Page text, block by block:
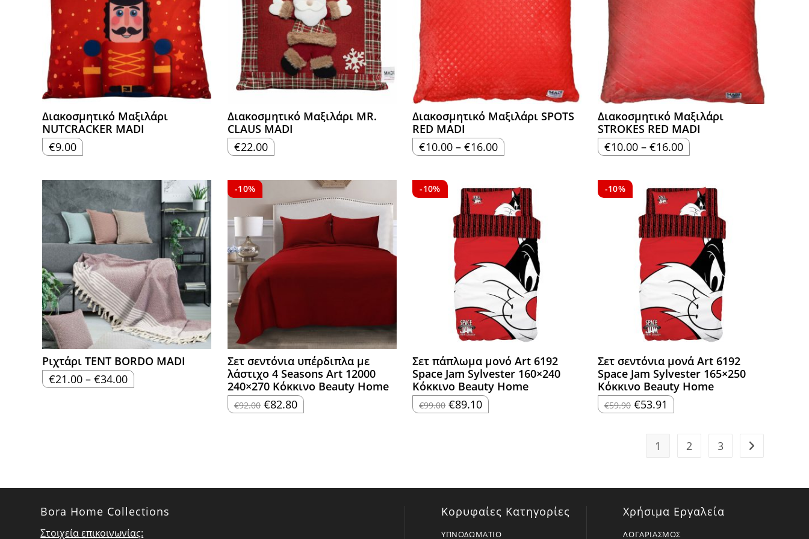
Διακοσμητικό Μαξιλάρι
NUTCRACKER MADI
€9.00
Διακοσμητικό Μαξιλάρι MR.
CLAUS MADI
€22.00
Διακοσμητικό Μαξιλάρι SPOTS
RED MADI
€10.00 – €16.00Price
range:
Διακοσμητικό Μαξιλάρι
STROKES RED MADI
€10.00 – €16.00Price
range:
Ριχτάρι TENT BORDO MADI
€21.00 – €34.00Price
range:
-10%
Σετ σεντόνια υπέρδιπλα με
λάστιχο 4 Seasons Art 12000
240×270 Κόκκινο Beauty Home
€92.00 Original
price
€82.80Η
τρέχουσα
-10%
Σετ πάπλωμα μονό Art 6192
Space Jam Sylvester 160×240
Κόκκινο Beauty Home
€99.00 Original
price
€89.10Η
τρέχουσα
-10%
Σετ σεντόνια μονά Art 6192
Space Jam Sylvester 165×250
Κόκκινο Beauty Home
€59.90 Original
price
€53.91 Η
τρέχουσα
1 2 3
Bora Home Collections
Στοιχεία επικοινωνίας:
Κορυφαίες Κατηγορίες
ΥΠΝΟΔΩΜΑΤΙΟ
Χρήσιμα Εργαλεία
ΛΟΓΑΡΙΑΣΜΟΣ